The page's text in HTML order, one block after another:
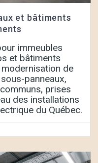
et bâtiments
immeubles
et bâtiments
de
panneaux,
prises
des installations
du Québec.